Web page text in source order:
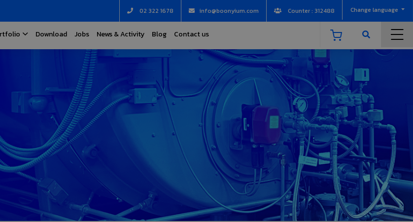
02 322 1678 info@boonyium.com Counter : 312488 Change language
Download Jobs News & Activity Blog Contact us